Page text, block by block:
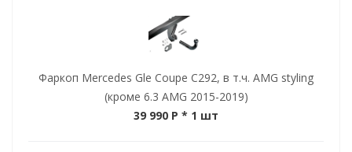
Фаркоп Mercedes Gle Coupe C292, в т.ч. AMG styling
(кроме 6.3 AMG 2015-2019)
39 990 P * 1 шт